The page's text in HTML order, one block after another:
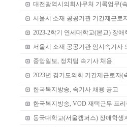
대전광역시의회사무처 기록업무(
서울시 소재 공공기관 기간제근로
2023-2학기 연세대학교(본교) 장
서울시 소재 공공기관 임시속기사
중앙일보, 정치팀 속기사 채용
2023년 경기도의회 기간제근로자(
한국복지방송, 속기사 채용 공고
한국복지방송, VOD 재택근무 프
동국대학교(서울캠퍼스) 장애학